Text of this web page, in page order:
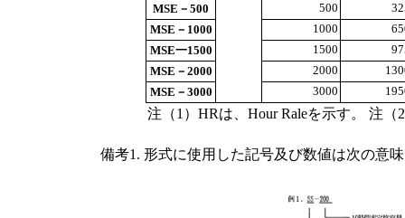
MSE－500
500
MSE－1000
1000
MSE一1500
1500
MSE－2000
2000
MSE－3000
3000
注（1）HRは、Hour Raleを示す。 注
備考1. 形式に使用した記号及び数値は次の意